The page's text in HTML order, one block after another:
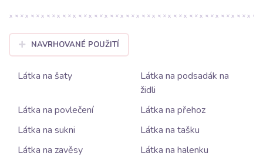
NAVRHOVANÉ POUŽITÍ
Látka na šaty
Látka na podsadák na
židli
Látka na povlečení
Látka na přehoz
Látka na sukni
Látka na tašku
Látka na zavěsy
Látka na halenku